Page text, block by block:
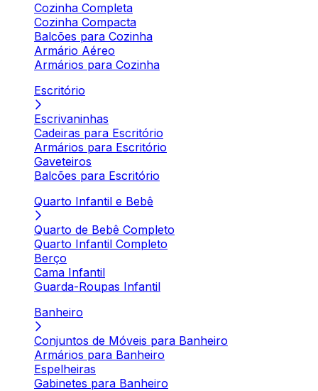
Cozinha Completa
Cozinha Compacta
Balcões para Cozinha
Armário Aéreo
Armários para Cozinha
Escritório
Escrivaninhas
Cadeiras para Escritório
Armários para Escritório
Gaveteiros
Balcões para Escritório
Quarto Infantil e Bebê
Quarto de Bebê Completo
Quarto Infantil Completo
Berço
Cama Infantil
Guarda-Roupas Infantil
Banheiro
Conjuntos de Móveis para Banheiro
Armários para Banheiro
Espelheiras
Gabinetes para Banheiro